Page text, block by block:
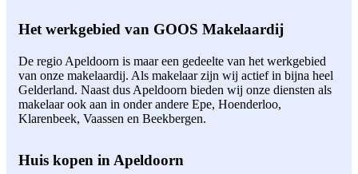
Het werkgebied van GOOS Makelaardij
De regio Apeldoorn is maar een gedeelte van het werkgebied
van onze makelaardij. Als makelaar zijn wij actief in bijna heel
Gelderland. Naast dus Apeldoorn bieden wij onze diensten als
makelaar ook aan in onder andere Epe, Hoenderloo,
Klarenbeek, Vaassen en Beekbergen.
Huis kopen in Apeldoorn